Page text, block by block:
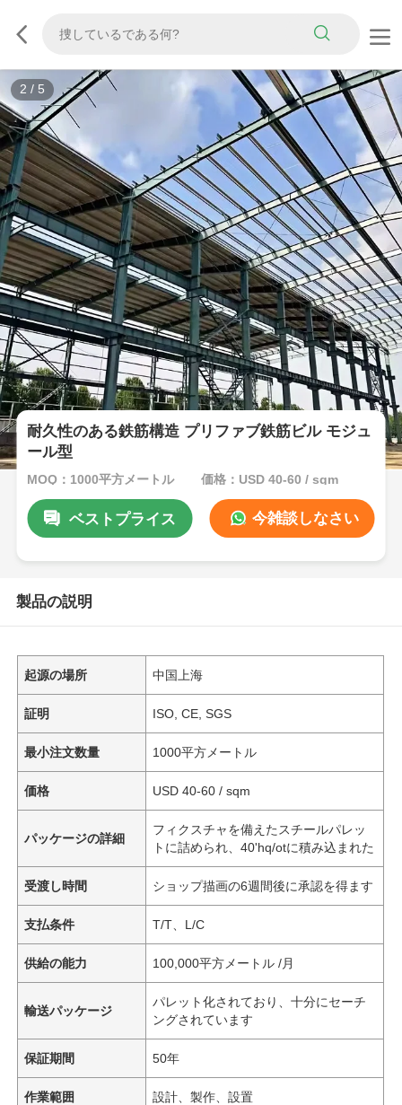
3 / 5
耐久性のある鉄筋構造 プリファブ鉄筋ビル モジュ
ール型
MOQ：1000平方メートル 価格：USD 40-60 / sqm
ベストプライス 今雑談しなさい
製品の説明
起源の場所 中国上海
証明 ISO, CE, SGS
最小注文数量 1000平方メートル
価格 USD 40-60 / sqm
パッケージの詳細
フィクスチャを備えたスチールパレッ
トに詰められ、40'hq/otに積み込まれた
受渡し時間 ショップ描画の6週間後に承認を得ます
支払条件 T/T、L/C
供給の能力 100,000平方メートル /月
輸送パッケージ
パレット化されており、十分にセーチ
ングされています
保証期間 50年
作業範囲 設計、製作、設置